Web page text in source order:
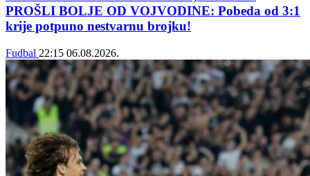
PROŠLI BOLJE OD VOJVODINE: Pobeda od 3:1
krije potpuno nestvarnu brojku!
Fudbal 22:15 06.08.2026.